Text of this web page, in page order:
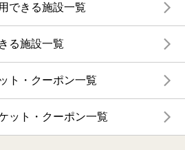
できる施設一覧
る施設一覧
ト・クーポン一覧
ット・クーポン一覧